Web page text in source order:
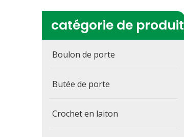
catégorie de produit
Boulon de porte
Butée de porte
Crochet en laiton